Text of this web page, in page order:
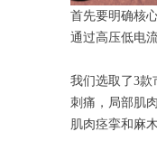
首先要明确核
通过高压低电
我们选取了3款
刺痛，局部肌
肌肉痉挛和麻